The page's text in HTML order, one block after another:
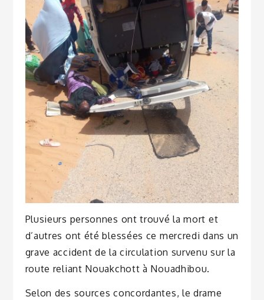
Plusieurs personnes ont trouvé la mort et
d’autres ont été blessées ce mercredi dans un
grave accident de la circulation survenu sur la
route reliant Nouakchott à Nouadhibou.
Selon des sources concordantes, le drame